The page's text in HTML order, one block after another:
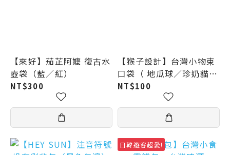
【來好】茄芷阿嬤 復古水
壺袋（藍／紅）
NT$300
【猴子設計】台灣小物束
口袋（ 地瓜球／珍奶貓熊
／小籠包柴／小籠包／台
灣花窗／珍奶花磚／台灣
101／復古天燈 ）
NT$100
日韓遊客超愛!